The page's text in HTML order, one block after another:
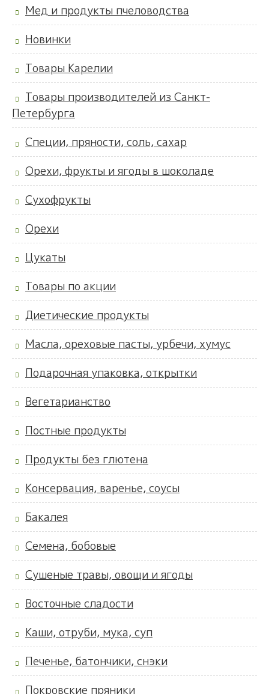
Мед и продукты пчеловодства
Новинки
Товары Карелии
Товары производителей из Санкт-
Петербурга
Специи, пряности, соль, сахар
Орехи, фрукты и ягоды в шоколаде
Сухофрукты
Орехи
Цукаты
Товары по акции
Диетические продукты
Масла, ореховые пасты, урбечи, хумус
Подарочная упаковка, открытки
Вегетарианство
Постные продукты
Продукты без глютена
Консервация, варенье, соусы
Бакалея
Семена, бобовые
Сушеные травы, овощи и ягоды
Восточные сладости
Каши, отруби, мука, суп
Печенье, батончики, снэки
Покровские пряники